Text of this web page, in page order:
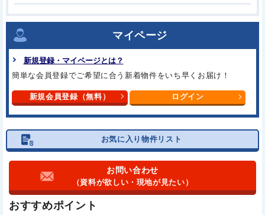
マイページ
新規登録・マイページとは？
簡単な会員登録でご希望に合う 新着物件をいち早くお届け！
新規会員登録（無料） ログイン
お気に入り物件リスト
お問い合わせ
（資料が欲しい・現地が見たい）
おすすめポイント